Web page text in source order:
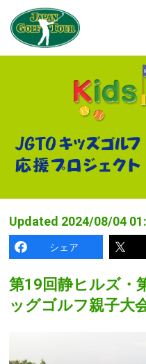
Updated 2024/08/04
シェア
第19回静ヒルズ・
ッグゴルフ親子大